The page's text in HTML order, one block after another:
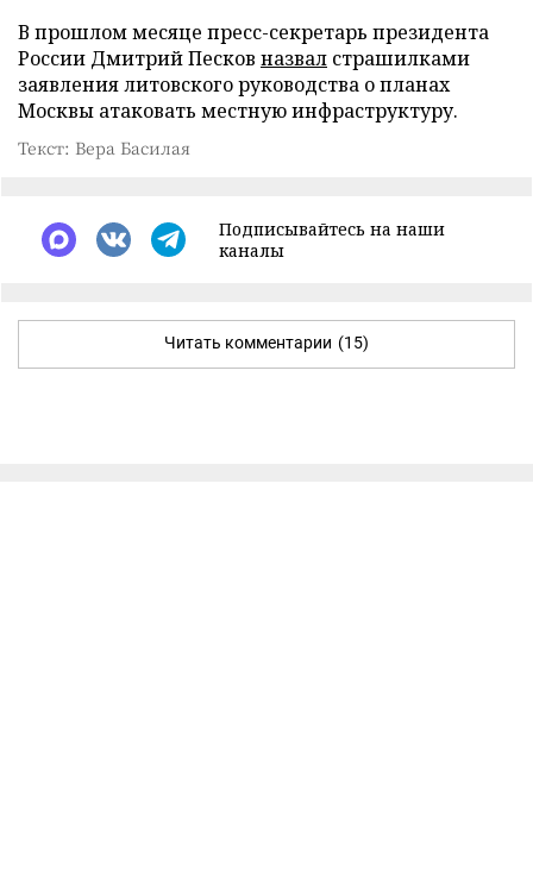
В прошлом месяце пресс-секретарь президента
России Дмитрий Песков назвал страшилками
заявления литовского руководства о планах
Москвы атаковать местную инфраструктуру.
Текст: Вера Басилая
Подписывайтесь на наши
каналы
Читать комментарии (15)